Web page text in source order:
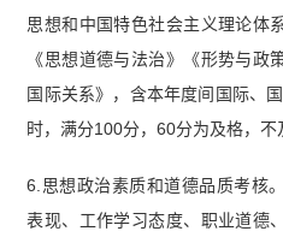
思想和中国特色社会主义理论体
《思想道德与法治》《形势与政
国际关系》，含本年度间国际、
时，满分100分，60分为及格，不
6.思想政治素质和道德品质考核
表现、工作学习态度、职业道德